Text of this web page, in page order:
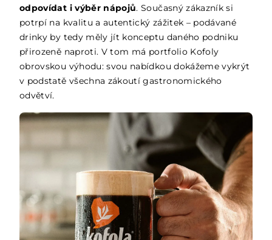
odpovídat i výběr nápojů. Současný zákazník si
potrpí na kvalitu a autentický zážitek – podávané
drinky by tedy měly jít konceptu daného podniku
přirozeně naproti. V tom má portfolio Kofoly
obrovskou výhodu: svou nabídkou dokážeme vykrýt
v podstatě všechna zákoutí gastronomického
odvětví.